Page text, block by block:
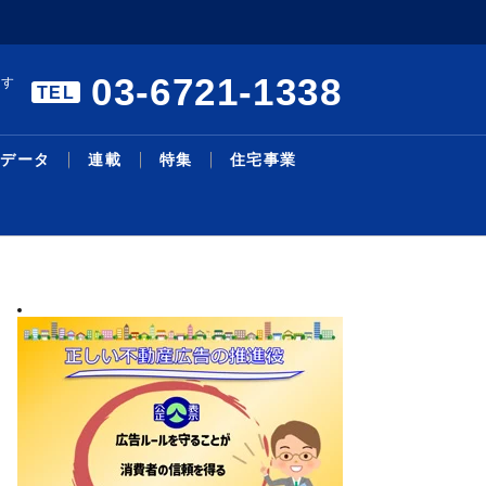
TEL 03-6721-1338
暑中特集 構造転換と事業戦
略／裁判、手続き電子化で紛
最新ニュース 2026.08.05
エアコンの「在庫・回収管理
システム」構築／業務削減と
流通賃貸 2026.08.03
リモート施工管理を導入／27
年度売上高500億円、販売...
不動産投資 2026.07.13
本人確認サービスで合意／国
内初、12月開始予定／Liq...
行政・地域・団体 2026.07.27
三井不、物流投資累計１・４
兆円に／今後も安定供給へ／
不動産開発 2026.08.04
データ
主な沿線駅別の新築・中古マ
ンション利回り－３４７－東
2026.02.24
連載
明海大学不動産学部 不動産
の話題［１２５］学生と教員
2026.08.03
特集
シニア・住み替え特集／シニ
ア層の意識変化と開発動向／
2026.07.27
住宅事業
物件取得で２１・６億円資金
調達／千葉銀とサステナリン
住宅事業 2026.08.03
機構改革・人事／積水ハ、旭
2026.06.29